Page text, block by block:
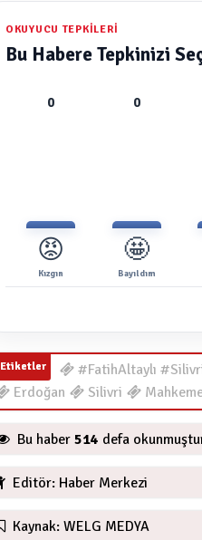
OKUYUCU TEPKILERI
Bu Habere Tepkinizi
0
😡
Kızgın
0
🤩
Bayıldım
Etiketler #FatihAltaylı
Erdoğan
Silivri
Bu haber 514 defa
Editör: Haber Merkezi
Kaynak: WELG MEDYA